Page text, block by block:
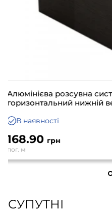
Алюмінієва розсувна
горизонтальний
В наявності
152.90
пог. м
СУПУТНІ